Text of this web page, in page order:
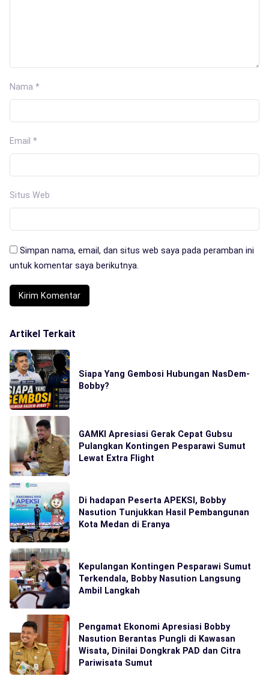
Nama *
Email *
Situs Web
Simpan nama, email, dan situs web saya pada peramban ini
untuk komentar saya berikutnya.
Artikel Terkait
Siapa Yang Gembosi Hubungan NasDem-
Bobby?
GAMKI Apresiasi Gerak Cepat Gubsu
Pulangkan Kontingen Pesparawi Sumut
Lewat Extra Flight
Di hadapan Peserta APEKSI, Bobby
Nasution Tunjukkan Hasil Pembangunan
Kota Medan di Eranya
Kepulangan Kontingen Pesparawi Sumut
Terkendala, Bobby Nasution Langsung
Ambil Langkah
Pengamat Ekonomi Apresiasi Bobby
Nasution Berantas Pungli di Kawasan
Wisata, Dinilai Dongkrak PAD dan Citra
Pariwisata Sumut